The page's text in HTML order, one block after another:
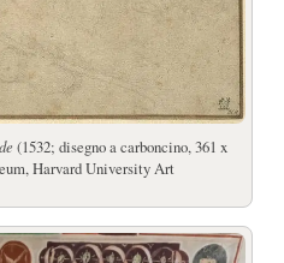
(1532; disegno a carboncino, 361 x
Harvard University Art